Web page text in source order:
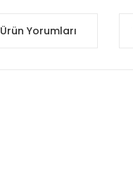
Ürün Yorumları